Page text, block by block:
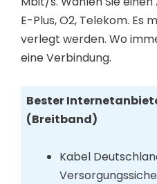
E-Plus, O2, Telekom. Es
verlegt werden. Wo
eine Verbindung.
Bester
(Breitband)
Kabel